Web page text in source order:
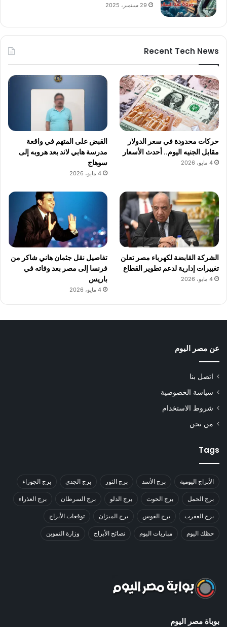
29 سبتمبر، 2025
Recent Tech News
حركات محدودة في سعر الدولار
مقابل الجنيه اليوم.. أحدث الأسعار
4 مايو، 2026
القبض على المتهم في واقعة
مدرسة هابي لاند بعد هروبه إلى
سوهاج
4 مايو، 2026
الشركة القابضة لكهرباء مصر تعلن
تغييرات إدارية لدعم تطوير القطاع
4 مايو، 2026
تفاصيل نقل جثمان هاني شاكر من
فرنسا إلى مصر بعد وفاته في
باريس
4 مايو، 2026
عن مصر اليوم
اتصل بنا
سياسة الخصوصية
شروط الاستخدام
من نحن
Tags
الأبراج اليومية برج الأسد برج الثور برج الجدي برج الجوزاء
برج الحمل برج الحوت برج الدلو برج السرطان برج العذراء
برج العقرب برج القوس برج الميزان توقعات الأبراج
حظك اليوم مباريات اليوم نصائح الأبراج وزارة التموين
بوباة مصر اليوم